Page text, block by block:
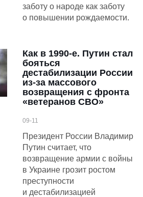
заботу о народе как заботу
о повышении рождаемости.
Как в 1990-е. Путин стал
бояться
дестабилизации России
из-за массового
возвращения с фронта
«ветеранов СВО»
09-11
Президент России Владимир
Путин считает, что
возвращение армии с войны
в Украине грозит ростом
преступности
и дестабилизацией